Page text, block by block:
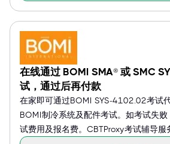
在线通过 BOMI SMA® 或 SMC
试，通过后再付款
在家即可通过BOMI SYS-4102.02考试
BOMI制冷系统及配件考试。如考试失
试费用及报名费。CBTProxy考试辅导服